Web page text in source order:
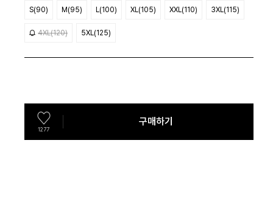
S(90) M(95) L(100) XL(105) XXL(110) 3XL(115)
4XL(120) 5XL(125)
1277
구매하기